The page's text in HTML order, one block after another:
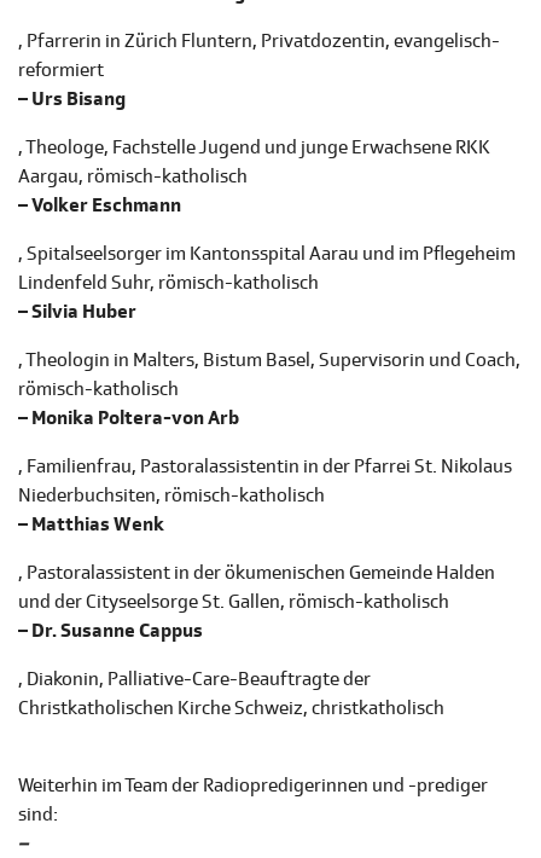
, Pfarrerin in Zürich Fluntern, Privatdozentin, evangelisch-
reformiert
– Urs Bisang
, Theologe, Fachstelle Jugend und junge Erwachsene RKK
Aargau, römisch-katholisch
– Volker Eschmann
, Spitalseelsorger im Kantonsspital Aarau und im Pflegeheim
Lindenfeld Suhr, römisch-katholisch
– Silvia Huber
, Theologin in Malters, Bistum Basel, Supervisorin und Coach,
römisch-katholisch
– Monika Poltera-von Arb
, Familienfrau, Pastoralassistentin in der Pfarrei St. Nikolaus
Niederbuchsiten, römisch-katholisch
– Matthias Wenk
, Pastoralassistent in der ökumenischen Gemeinde Halden
und der Cityseelsorge St. Gallen, römisch-katholisch
– Dr. Susanne Cappus
, Diakonin, Palliative-Care-Beauftragte der
Christkatholischen Kirche Schweiz, christkatholisch
Weiterhin im Team der Radiopredigerinnen und -prediger
sind:
–